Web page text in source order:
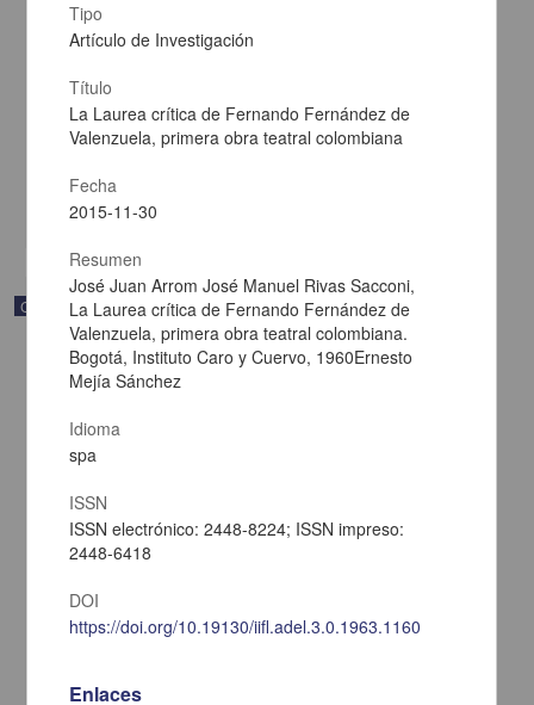
Carta de José María Maytorena a Francisco I. Madero en la que
informa se irá a la costa por prescripción médica
Maytorena, José María
Correspondencia postal
Tipo
Artículo de Investigación
Título
La Laurea crítica de Fernando Fernández de
Valenzuela, primera obra teatral colombiana
Fecha
2015-11-30
Resumen
José Juan Arrom José Manuel Rivas Sacconi,
La Laurea crítica de Fernando Fernández de
Valenzuela, primera obra teatral colombiana.
Bogotá, Instituto Caro y Cuervo, 1960Ernesto
Mejía Sánchez
Idioma
spa
ISSN
ISSN electrónico: 2448-8224; ISSN impreso:
2448-6418
DOI
https://doi.org/10.19130/iifl.adel.3.0.1963.1160
Enlaces